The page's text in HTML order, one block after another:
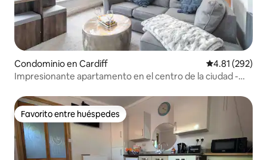
Condominio en Cardiff Calificación
4.81 (292)
Impresionante apartamento en el centro de la ciudad -
Favorito entre huéspedes
Favorito entre huéspedes